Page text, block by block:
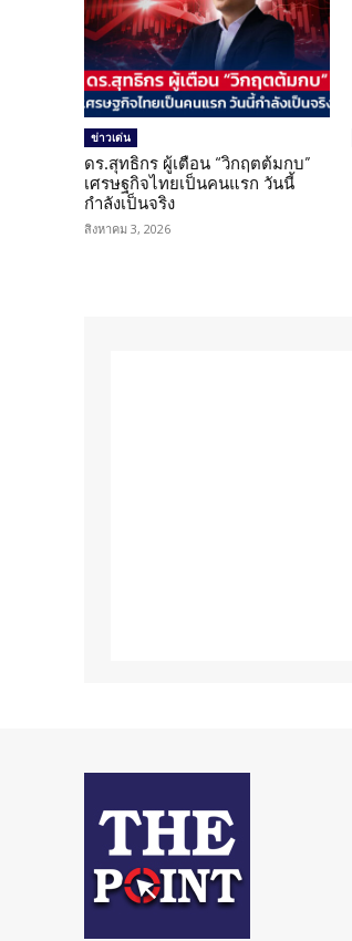
ข่าวเด่น
ดร.สุทธิกร ผู้เตือน “วิกฤตต้มกบ”
เศรษฐกิจไทยเป็นคนแรก วันนี้
กำลังเป็นจริง
สิงหาคม 3, 2026